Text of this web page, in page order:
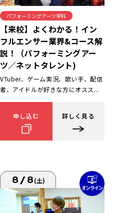
パフォーミングアーツ学科
【来校】よくわかる！イン
フルエンサー業界&コース解
説！（パフォーミングアー
ツ／ネットタレント)
VTuber、ゲーム実況、歌い手、配信
者、アイドルが好きな方にオスス...
申し込む 詳しく見る
8/8(土)